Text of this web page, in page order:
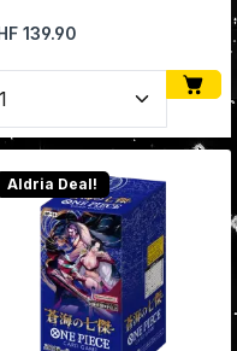
Wert ein
Preis:
139.90
Anzahl: Gib
Aldria Deal!